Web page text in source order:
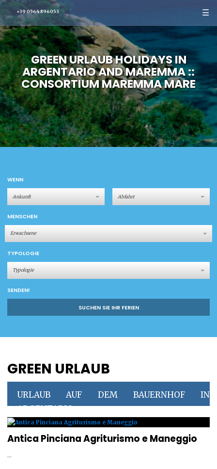
+39 0564 896053 ☰
GREEN URLAUB HOLIDAYS IN
ARGENTARIO AND MAREMMA ::
CONSORTIUM MAREMMA MARE
WENN
MENSCHEN
Erwachsene
TYPOLOGIE
Typologie
SENDEN!
SUCHEN SIE IHR FERIEN
GREEN URLAUB
URLAUB AUF DEM BAUERNHOF IN
ARGENTARIO
Antica Pinciana Agriturismo e Maneggio
...